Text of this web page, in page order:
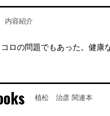
内容紹介
ロの問題でもあった。健康
植松 治彦 関連本